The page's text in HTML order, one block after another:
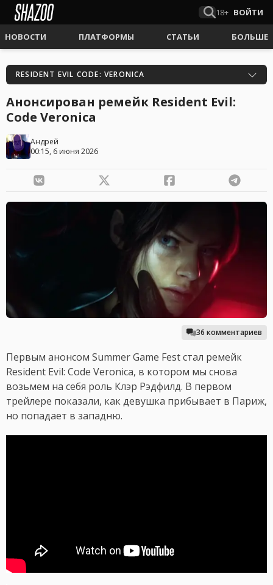
18+ ВОЙТИ
НОВОСТИ ПЛАТФОРМЫ СТАТЬИ БОЛЬШЕ
RESIDENT EVIL CODE: VERONICA
Анонсирован ремейк Resident Evil:
Code Veronica
Андрей
00:15, 6 июня 2026
36 комментариев
Первым анонсом Summer Game Fest стал ремейк
Resident Evil: Code Veronica, в котором мы снова
возьмем на себя роль Клэр Рэдфилд. В первом
трейлере показали, как девушка прибывает в Париж,
но попадает в западню.